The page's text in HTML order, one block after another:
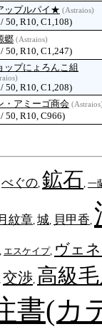
ップルパイ★ (Astraios)
50, R10, C1,108)
郷 (Astraios)
50, R10, C1,247)
ップにょろんこ組
50, R10, C1,208)
・アミーゴ商会
50, R10, C966)
べぐの 鉱石 一
紋章 城 貝甲香
エスケイプ, ヴェ
交渉 高級
書(カ